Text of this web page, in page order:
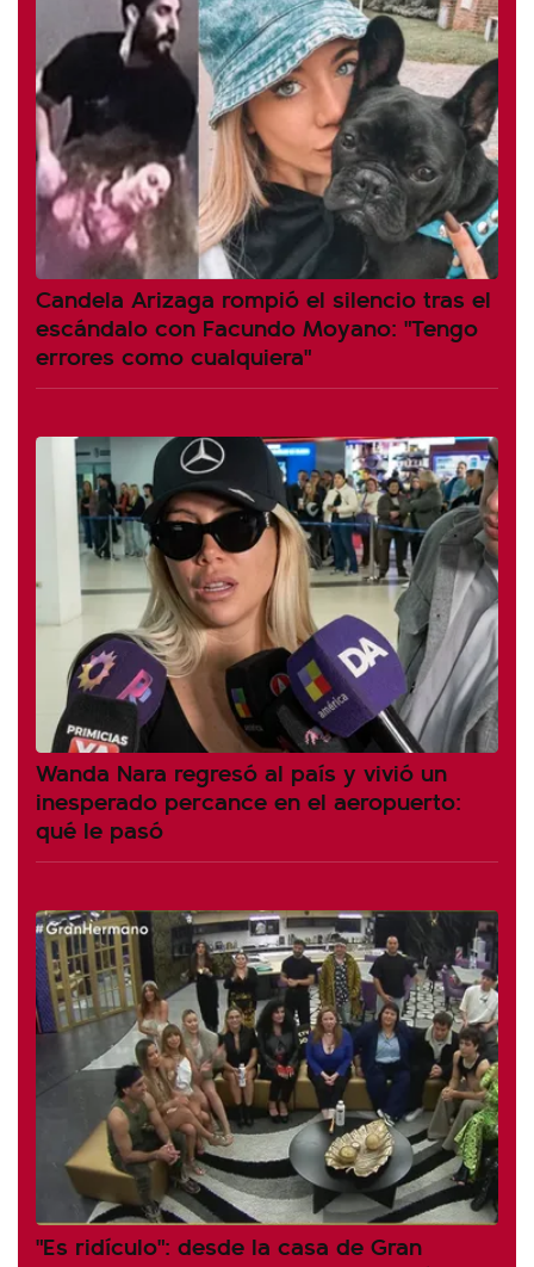
Candela Arizaga rompió el silencio tras el
escándalo con Facundo Moyano: "Tengo
errores como cualquiera"
Wanda Nara regresó al país y vivió un
inesperado percance en el aeropuerto:
qué le pasó
"Es ridículo": desde la casa de Gran